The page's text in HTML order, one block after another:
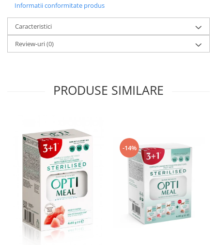
Informatii conformitate produs
Caracteristici
Review-uri(0)
PRODUSE SIMILARE
-14%